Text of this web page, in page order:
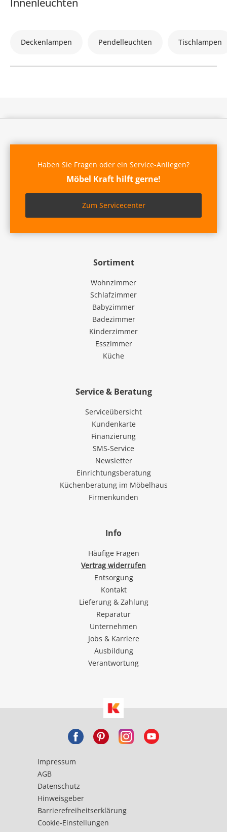
Deckenlampen Pendelleuchten Tischlampen
Sortiment
Wohnzimmer
Schlafzimmer
Babyzimmer
Badezimmer
Kinderzimmer
Esszimmer
Küche
Service & Beratung
Serviceübersicht
Kundenkarte
Finanzierung
SMS-Service
Newsletter
Einrichtungsberatung
Küchenberatung im Möbelhaus
Firmenkunden
Info
Häufige Fragen
Vertrag widerrufen
Entsorgung
Kontakt
Lieferung & Zahlung
Reparatur
Unternehmen
Jobs & Karriere
Ausbildung
Verantwortung
Haben Sie Fragen oder ein Service-Anliegen?
Möbel Kraft hilft gerne!
Zum Servicecenter
Impressum
AGB
Datenschutz
Hinweisgeber
Barrierefreiheitserklärung
Cookie-Einstellungen